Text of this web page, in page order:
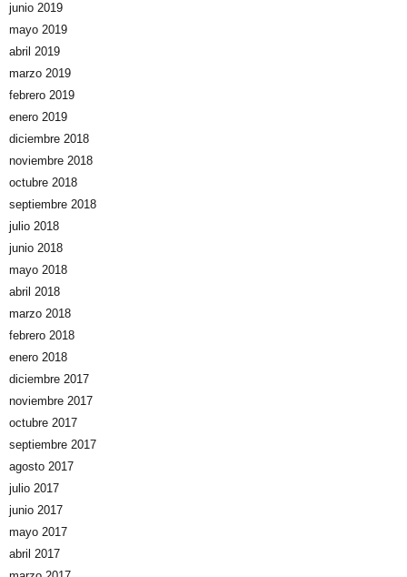
junio 2019
mayo 2019
abril 2019
marzo 2019
febrero 2019
enero 2019
diciembre 2018
noviembre 2018
octubre 2018
septiembre 2018
julio 2018
junio 2018
mayo 2018
abril 2018
marzo 2018
febrero 2018
enero 2018
diciembre 2017
noviembre 2017
octubre 2017
septiembre 2017
agosto 2017
julio 2017
junio 2017
mayo 2017
abril 2017